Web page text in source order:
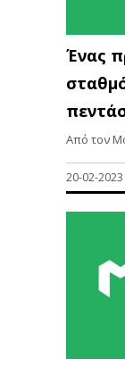
Ένας
Από τον
20-02-2023